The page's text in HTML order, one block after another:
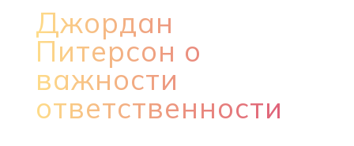
Джордан
Питерсон о
важности
ответственности